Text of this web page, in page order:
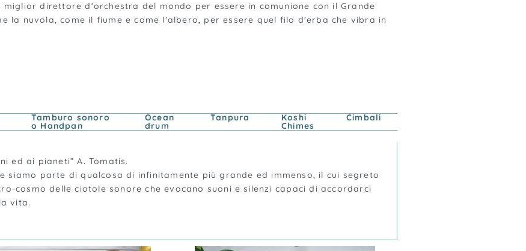
direttore d’orchestra del mondo per essere in comunione con il Grande
la nuvola, come il fiume e come l’albero, per essere quel filo d’erba che vibra in
Tamburo sonoro
o Handpan
Ocean
drum
Tanpura Koshi
Chimes
Cimbali
ed ai pianeti” A. Tomatis.
siamo parte di qualcosa di infinitamente più grande ed immenso, il cui segreto
cosmo delle ciotole sonore che evocano suoni e silenzi capaci di accordarci
vita.